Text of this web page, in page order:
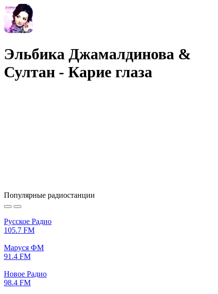
Эльбика Джамалдинова &
Султан - Карие глаза
Популярные радиостанции
Русское Радио
105.7 FM
Маруся ФМ
91.4 FM
Новое Радио
98.4 FM